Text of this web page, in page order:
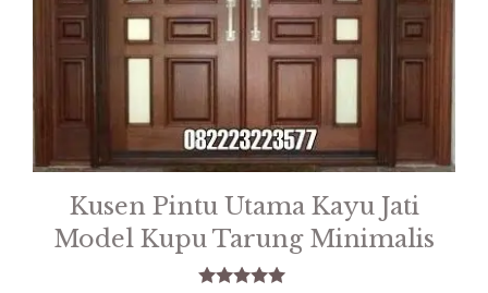
Kusen Pintu Utama Kayu Jati
Model Kupu Tarung Minimalis